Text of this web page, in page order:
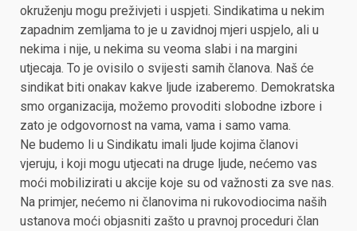
okruženju mogu preživjeti i uspjeti. Sindikatima u nekim
zapadnim zemljama to je u zavidnoj mjeri uspjelo, ali u
nekima i nije, u nekima su veoma slabi i na margini
utjecaja. To je ovisilo o svijesti samih članova. Naš će
sindikat biti onakav kakve ljude izaberemo. Demokratska
smo organizacija, možemo provoditi slobodne izbore i
zato je odgovornost na vama, vama i samo vama.
Ne budemo li u Sindikatu imali ljude kojima članovi
vjeruju, i koji mogu utjecati na druge ljude, nećemo vas
moći mobilizirati u akcije koje su od važnosti za sve nas.
Na primjer, nećemo ni članovima ni rukovodiocima naših
ustanova moći objasniti zašto u pravnoj proceduri član